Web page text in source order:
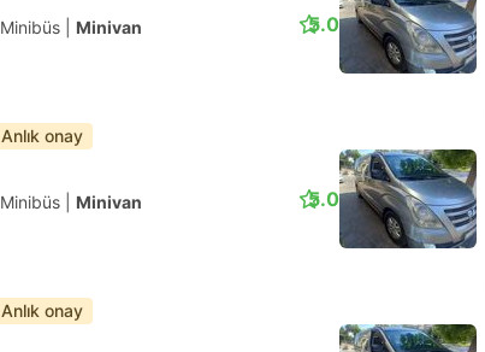
Minibüs Minivan 5.0
Anlık onay
Minibüs Minivan 5.0
Anlık onay